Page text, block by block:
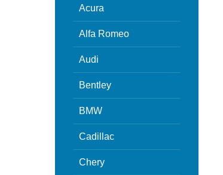
Acura
Alfa Romeo
Audi
Bentley
BMW
Cadillac
Chery